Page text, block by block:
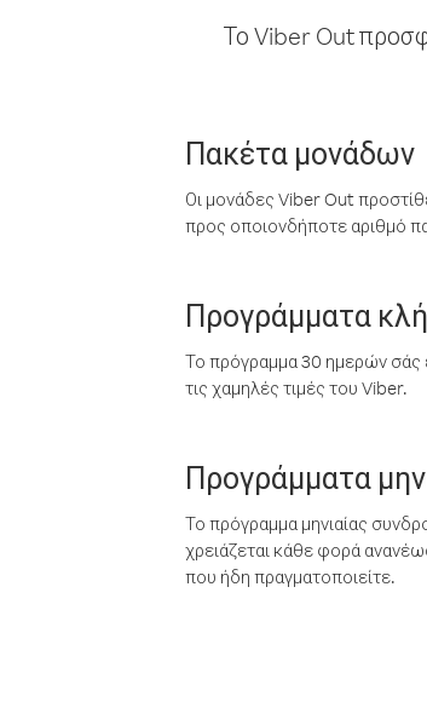
Το Viber Out
Πακέτα μονάδων
Οι μονάδες Viber Out
προς οποιονδήποτε αριθμό
Προγράμματα
Το πρόγραμμα 30 ημερών σάς
τις χαμηλές τιμές του Viber.
Προγράμματα
Το πρόγραμμα μηνιαίας
χρειάζεται κάθε φορά
που ήδη πραγματοποιείτε.